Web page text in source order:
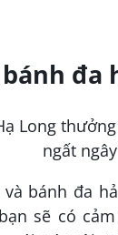
đa
bánh đa
sẽ có